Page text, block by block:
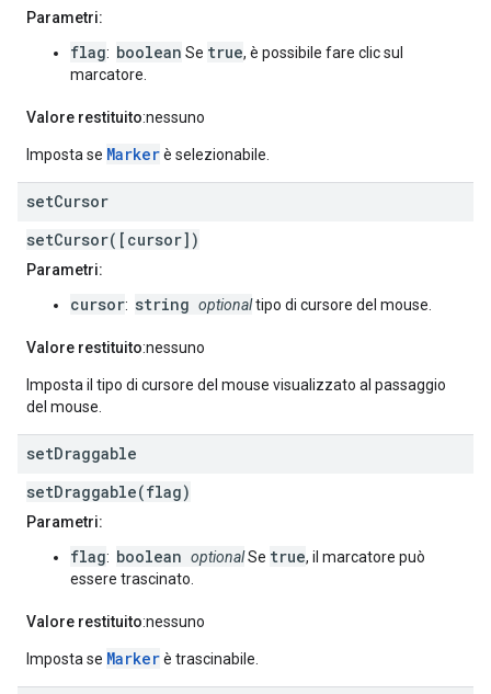
Parametri:
flag: boolean Se true, è possibile fare clic sul
marcatore.
Valore restituito:nessuno
Imposta se Markerè selezionabile.
setCursor
setCursor([cursor])
Parametri:
cursor: string optionaltipo di cursore del mouse.
Valore restituito:nessuno
Imposta il tipo di cursore del mouse visualizzato al passaggio
del mouse.
setDraggable
setDraggable(flag)
Parametri:
flag: boolean optionalSe true, il marcatore può
essere trascinato.
Valore restituito:nessuno
Imposta se Markerè trascinabile.